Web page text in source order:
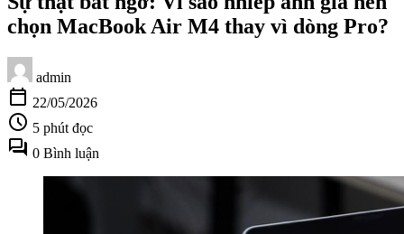
chọn MacBook Air M4 thay vì dòng Pro?
admin
calendar_today 22/05/2026
schedule 5 phút đọc
forum 0 Bình luận